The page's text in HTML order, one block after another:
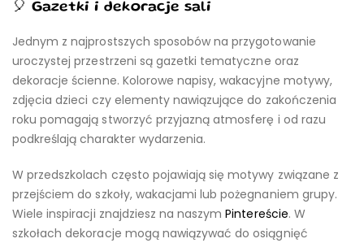
🎈 Gazetki i dekoracje sali
Jednym z najprostszych sposobów na przygotowanie
uroczystej przestrzeni są gazetki tematyczne oraz
dekoracje ścienne. Kolorowe napisy, wakacyjne motywy,
zdjęcia dzieci czy elementy nawiązujące do zakończenia
roku pomagają stworzyć przyjazną atmosferę i od razu
podkreślają charakter wydarzenia.
W przedszkolach często pojawiają się motywy związane z
przejściem do szkoły, wakacjami lub pożegnaniem grupy.
Wiele inspiracji znajdziesz na naszymPintereście. W
szkołach dekoracje mogą nawiązywać do osiągnięć